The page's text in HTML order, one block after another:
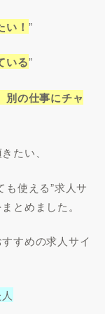
！ ”
いる”
別の仕事にチャ
たい、
も使える”求人サ
とめました。
すめの求人サイ